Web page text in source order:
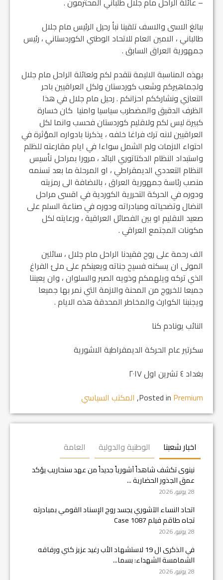
ببالغ الاسى والاسف تلقينا نبأ رحيل الرئيس مام جلال
طالباني ، الامين العام للاتحاد الوطني الكوردستاني ، رئيس
جمهورية العراق السابق .
بهذه المناسبة الاليمة نتقدم لكم ولعائلة الراحل مام جلال
ولجماهيركم وشعب كوردستان ولكل العراقيين باحر
التعازي ونشارككم احزانكم . رحيل مام جلال في هذا
الظرف الدقيق والمضطرب سياسيا وامنيا كان خسارة
كبيرة ليس لكم ولاقليم كوردستان فحسب وانما لكل
العراقيين لانه ترك فراغا خلفه ، يذكرنا بادواره المؤثرة في
احتواء الازمات ولم الشمل سواءا في ايام مقارعته للظلم
واستبداد النظام الدكتاتوري البائد ، مرورا بمراحل تأسيس
النظام التعددي الديمقراطي ، او المرحلة ما بعد تسنمه
منصب رئاسة جمهورية العراق ، بالاضافة الى رمزيته
ودوره في الحركة التحررية الكوردية في اقسى مراحل
النضال وتضحياته ومبادراته ودوره في صناعة السلم على
صعيد الاقليم او بين الفصائل العراقية ، ورعايته لكل
مكونات المجتمع العراقي .
الف رحمة على روح فقيدنا الراحل مام جلال ، سائلين
المولى ان يسكنه فسيح جناته ويعينكم على ملئ الفراغ
الذي تركه ويلهمكم وذويه الصبر والسلوان ، وان يعيننا
جميعا للخروج من المحنة والازمة التي نمر بها جميعا
ويجنبنا الكوارث والمخاطر المحدقة هذه الايام .
النائب يونادم كنا
سكرتير عام الحركة الديمقراطية الاشورية
بغداد ٤ تشرين اول ٢٠١٧
Posted in Premium
, المكتب السياسي
اخبار شعبنا الوطنية والدولية العامة
نينوى تكشف شاهداً آشورياً جديداً من عهد سنحاريب يؤكد
عمق الجذور الحضارية ...
28 يونيو, 2026
اتحاد النساء الآشوري يجسد روح الإسناد القومي بمبادرته
تجاه طاقم فيلم Case 1087
28 يونيو, 2026
في الذكرى ال 19 لاستشهاد الأب رغيد عزيز كني ورفاقه
الشمامسة الشهداء: بسما...
28 يونيو, 2026